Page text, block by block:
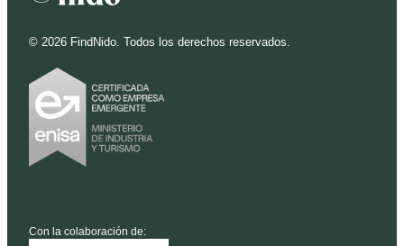
© 2026 FindNido. Todos los derechos reservados.
Con la colaboración de: